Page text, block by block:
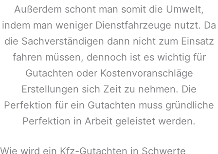
Außerdem schont man somit die Umwelt,
indem man weniger Dienstfahrzeuge nutzt. Da
die Sachverständigen dann nicht zum Einsatz
fahren müssen, dennoch ist es wichtig für
Gutachten oder Kostenvoranschläge
Erstellungen sich Zeit zu nehmen. Die
Perfektion für ein Gutachten muss gründliche
Perfektion in Arbeit geleistet werden.
Wie wird ein Kfz-Gutachten in Schwerte